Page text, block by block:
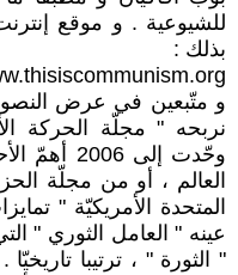
للشيوعية . و موقع
بذلك :
" .
و متّبعين في عرض
نربحه " مجلّة الحركة
وحّدت إلى
العالم ، أو من مجلّة
المتحدة الأمريكيّة "
" الثورة " ، ترتيبا